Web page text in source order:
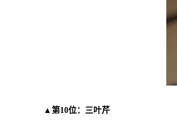
▲第10位：三叶芹